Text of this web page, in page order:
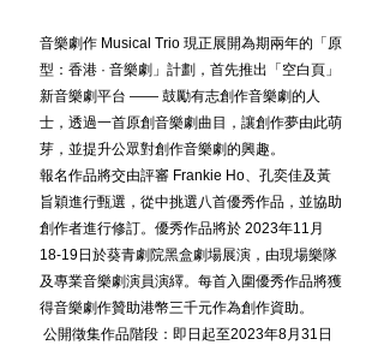
音樂劇作 Musical Trio 現正展開為期兩年的「原
型：香港 · 音樂劇」計劃，首先推出「空白頁」
新音樂劇平台 —— 鼓勵有志創作音樂劇的人
士，透過一首原創音樂劇曲目，讓創作夢由此萌
芽，並提升公眾對創作音樂劇的興趣。
報名作品將交由評審 Frankie Ho、孔奕佳及黃
旨穎進行甄選，從中挑選八首優秀作品，並協助
創作者進行修訂。優秀作品將於 2023年11月
18-19日於葵青劇院黑盒劇場展演，由現場樂隊
及專業音樂劇演員演繹。每首入圍優秀作品將獲
得音樂劇作贊助港幣三千元作為創作資助。
公開徵集作品階段：即日起至2023年8月31日